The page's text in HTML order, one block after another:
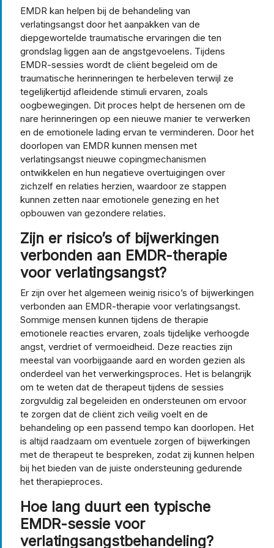
EMDR kan helpen bij de behandeling van
verlatingsangst door het aanpakken van de
diepgewortelde traumatische ervaringen die ten
grondslag liggen aan de angstgevoelens. Tijdens
EMDR-sessies wordt de cliënt begeleid om de
traumatische herinneringen te herbeleven terwijl ze
tegelijkertijd afleidende stimuli ervaren, zoals
oogbewegingen. Dit proces helpt de hersenen om de
nare herinneringen op een nieuwe manier te verwerken
en de emotionele lading ervan te verminderen. Door het
doorlopen van EMDR kunnen mensen met
verlatingsangst nieuwe copingmechanismen
ontwikkelen en hun negatieve overtuigingen over
zichzelf en relaties herzien, waardoor ze stappen
kunnen zetten naar emotionele genezing en het
opbouwen van gezondere relaties.
Zijn er risico’s of bijwerkingen
verbonden aan EMDR-therapie
voor verlatingsangst?
Er zijn over het algemeen weinig risico’s of bijwerkingen
verbonden aan EMDR-therapie voor verlatingsangst.
Sommige mensen kunnen tijdens de therapie
emotionele reacties ervaren, zoals tijdelijke verhoogde
angst, verdriet of vermoeidheid. Deze reacties zijn
meestal van voorbijgaande aard en worden gezien als
onderdeel van het verwerkingsproces. Het is belangrijk
om te weten dat de therapeut tijdens de sessies
zorgvuldig zal begeleiden en ondersteunen om ervoor
te zorgen dat de cliënt zich veilig voelt en de
behandeling op een passend tempo kan doorlopen. Het
is altijd raadzaam om eventuele zorgen of bijwerkingen
met de therapeut te bespreken, zodat zij kunnen helpen
bij het bieden van de juiste ondersteuning gedurende
het therapieproces.
Hoe lang duurt een typische
EMDR-sessie voor
verlatingsangstbehandeling?